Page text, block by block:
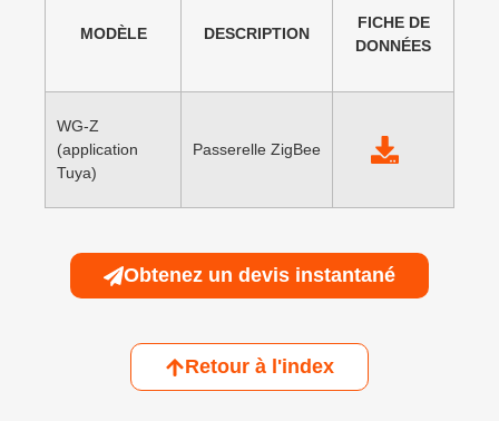
MODÈLE DESCRIPTION
FICHE DE
DONNÉES
WG-Z
(application
Tuya)
Passerelle ZigBee
Obtenez un devis instantané
Retour à l'index